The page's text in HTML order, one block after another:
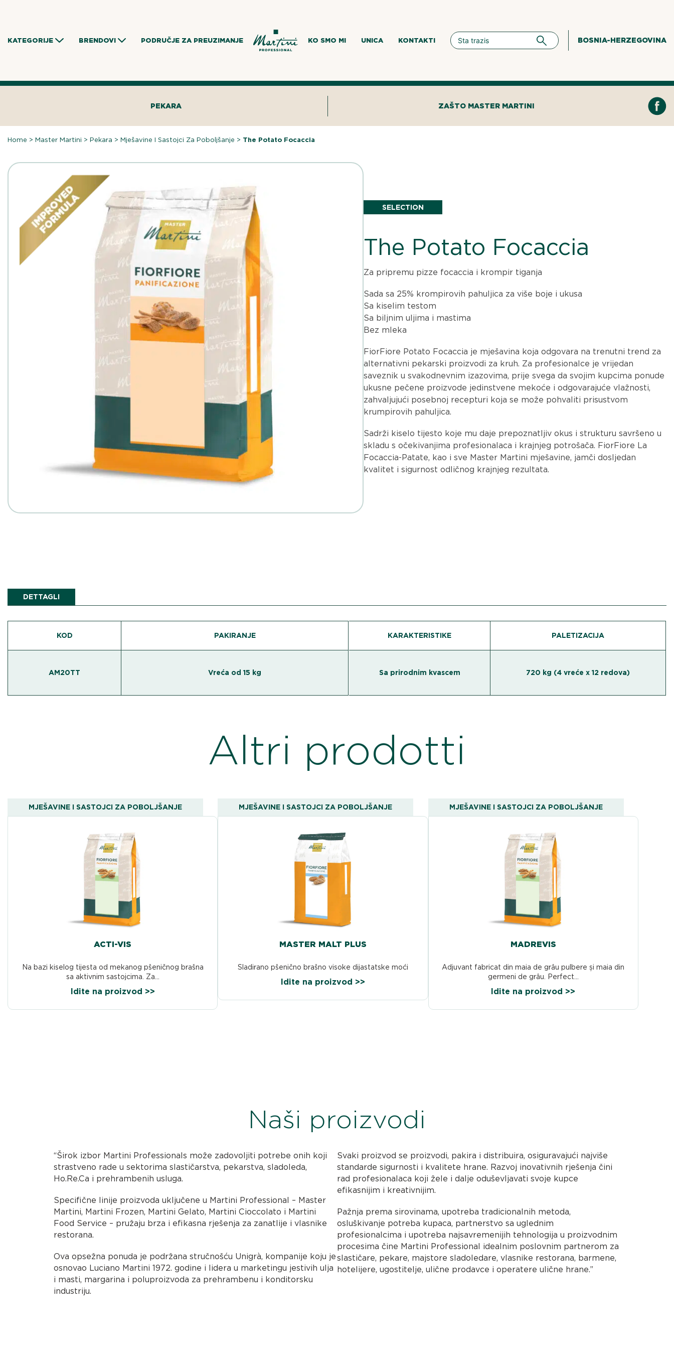
KATEGORIJE BRENDOVI PODRUČJE ZA PREUZIMANJE KO SMO MI UNICA KONTAKTI BOSNIA-HERZEGOVINA
PEKARA ZAŠTO MASTER MARTINI
Home >Master Martini >Pekara >Mješavine I Sastojci Za Poboljšanje > The Potato Focaccia
SELECTION
The Potato Focaccia
Za pripremu pizze focaccia i krompir tiganja
Sada sa 25% krompirovih pahuljica za više boje i ukusa
Sa kiselim testom
Sa biljnim uljima i mastima
Bez mleka
FiorFiore Potato Focaccia je mješavina koja odgovara na trenutni trend za
alternativni pekarski proizvodi za kruh. Za profesionalce je vrijedan
saveznik u svakodnevnim izazovima, prije svega da svojim kupcima ponude
ukusne pečene proizvode jedinstvene mekoće i odgovarajuće vlažnosti,
zahvaljujući posebnoj recepturi koja se može pohvaliti prisustvom
krumpirovih pahuljica.
Sadrži kiselo tijesto koje mu daje prepoznatljiv okus i strukturu savršeno u
skladu s očekivanjima profesionalaca i krajnjeg potrošača. FiorFiore La
Focaccia-Patate, kao i sve Master Martini mješavine, jamči dosljedan
kvalitet i sigurnost odličnog krajnjeg rezultata.
DETTAGLI
KOD PAKIRANJE
AM20TT Vreća od 15 kg
KARAKTERISTIKE PALETIZACIJA
Sa prirodnim kvascem 720 kg (4 vreće x 12 redova)
Altri prodotti
MJEŠAVINE I SASTOJCI ZA POBOLJŠANJE
ACTI-VIS
Na bazi kiselog tijesta od mekanog pšeničnog brašna
sa aktivnim sastojcima. Za...
Idite na proizvod >>
MJEŠAVINE I SASTOJCI ZA POBOLJŠANJE
MASTER MALT PLUS
Sladirano pšenično brašno visoke dijastatske moći
Idite na proizvod >>
MJEŠAVINE I SASTOJCI ZA POBOLJŠANJE
MADREVIS
Adjuvant fabricat din maia de grâu pulbere și maia din
germeni de grâu. Perfect...
Idite na proizvod >>
Naši proizvodi
“Širok izbor Martini Professionals može zadovoljiti potrebe onih koji
strastveno rade u sektorima slastičarstva, pekarstva, sladoleda,
Ho.Re.Ca i prehrambenih usluga.
Specifične linije proizvoda uključene u Martini Professional – Master
Martini, Martini Frozen, Martini Gelato, Martini Cioccolato i Martini
Food Service – pružaju brza i efikasna rješenja za zanatlije i vlasnike
restorana.
Ova opsežna ponuda je podržana stručnošću Unigrà, kompanije koju je
osnovao Luciano Martini 1972. godine i lidera u marketingu jestivih ulja
i masti, margarina i poluproizvoda za prehrambenu i konditorsku
industriju.
Svaki proizvod se proizvodi, pakira i distribuira, osiguravajući najviše
standarde sigurnosti i kvalitete hrane. Razvoj inovativnih rješenja čini
rad profesionalaca koji žele i dalje oduševljavati svoje kupce
efikasnijim i kreativnijim.
Pažnja prema sirovinama, upotreba tradicionalnih metoda,
osluškivanje potreba kupaca, partnerstvo sa uglednim
profesionalcima i upotreba najsavremenijih tehnologija u proizvodnim
procesima čine Martini Professional idealnim poslovnim partnerom za
slastičare, pekare, majstore sladoledare, vlasnike restorana, barmene,
hotelijere, ugostitelje, ulične prodavce i operatere ulične hrane.”